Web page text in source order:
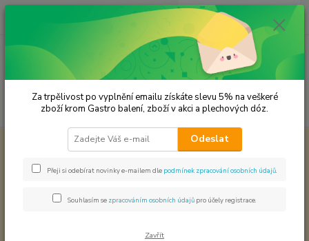
Menu
Hledat
ks
za 0,00 Kč
Cukr a sůl Vanilkový cukr
Vanilkový cukr
Za trpělivost po vyplnění emailu získáte slevu 5% na veškeré
zboží krom Gastro balení, zboží v akci a plechových dóz.
Odeslat
Přeji si odebírat novinky e-mailem dle podmínek zpracování osobních údajů
Souhlasím se zpracováním osobních údajů pro účely registrace.
Zavřít